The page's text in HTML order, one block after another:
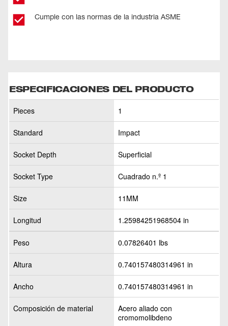
Cumple con las normas de la industria ASME
ESPECIFICACIONES DEL PRODUCTO
Pieces 1
Standard Impact
Socket Depth Superficial
Socket Type Cuadrado n.º 1
Size 11MM
Longitud 1.25984251968504 in
Peso 0.07826401 lbs
Altura 0.740157480314961 in
Ancho 0.740157480314961 in
Composición de material
Acero aliado con
cromomolibdeno